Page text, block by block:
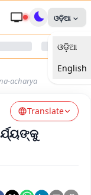
ଓଡ଼ିଆ
ଓଡ଼ିଆ
English
acharya
Translate